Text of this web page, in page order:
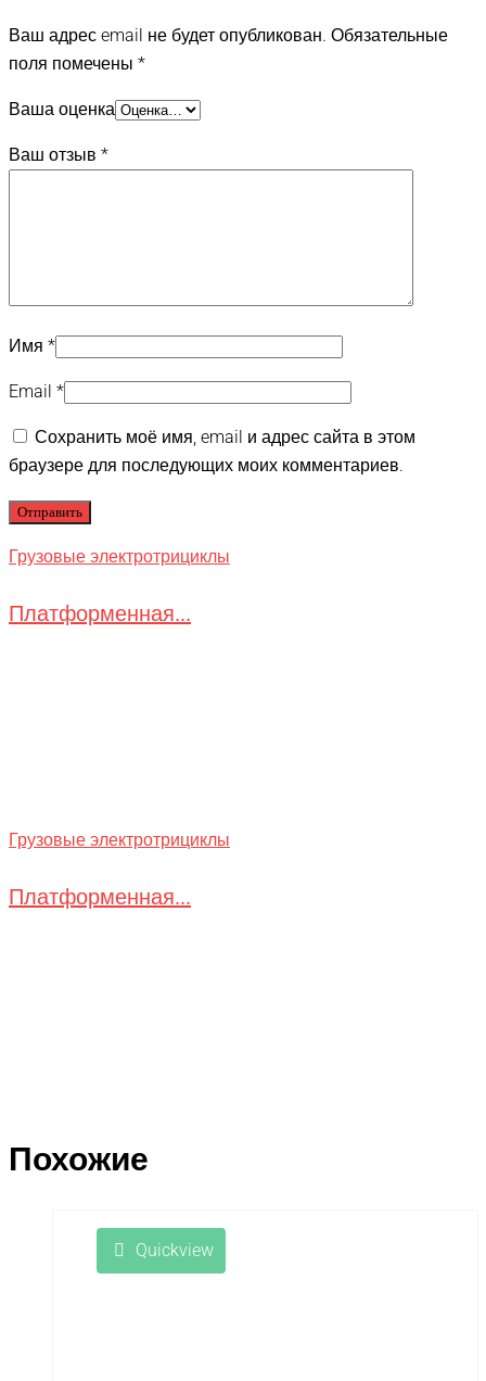
Ваш адрес email не будет опубликован. Обязательные
поля помечены *
Ваша оценка
Ваш отзыв *
Имя *
Email *
Сохранить моё имя, email и адрес сайта в этом
браузере для последующих моих комментариев.
Грузовые электротрициклы
Платформенная...
Грузовые электротрициклы
Платформенная...
Похожие
Quickview